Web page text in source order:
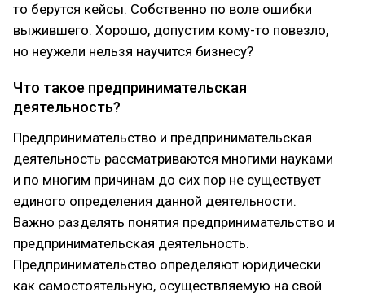
то берутся кейсы. Собственно по воле ошибки
выжившего. Хорошо, допустим кому-то повезло,
но неужели нельзя научится бизнесу?
Что такое предпринимательская
деятельность?
Предпринимательство и предпринимательская
деятельность рассматриваются многими науками
и по многим причинам до сих пор не существует
единого определения данной деятельности.
Важно разделять понятия предпринимательство и
предпринимательская деятельность.
Предпринимательство определяют юридически
как самостоятельную, осуществляемую на свой